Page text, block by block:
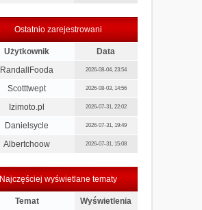
Ostatnio zarejestrowani
Użytkownik
Data
RandallFooda
2026-08-04, 23:54
Scotttwept 2026-08-03, 14:56
Izimoto.pl 2026-07-31, 22:02
Danielsycle 2026-07-31, 19:49
Albertchoow 2026-07-31, 15:08
Najczęściej wyświetlane tematy
Temat
Wyświetlenia